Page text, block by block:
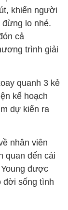
khiến người
đừng lo nhé.
cả
trình giải
quanh 3 kẻ
kế hoạch
dự kiến ra
nhân viên
quan đến cái
được
đời sống tình